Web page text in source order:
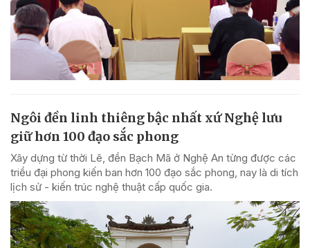
Ngôi đền linh thiêng bậc nhất xứ Nghệ lưu
giữ hơn 100 đạo sắc phong
Xây dựng từ thời Lê, đền Bạch Mã ở Nghệ An từng được các
triều đại phong kiến ban hơn 100 đạo sắc phong, nay là di tích
lịch sử - kiến trúc nghệ thuật cấp quốc gia.